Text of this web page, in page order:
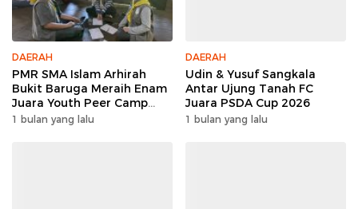
DAERAH
PMR SMA Islam Arhirah
Bukit Baruga Meraih Enam
Juara Youth Peer Camp
2026
1 bulan yang lalu
DAERAH
Udin & Yusuf Sangkala
Antar Ujung Tanah FC
Juara PSDA Cup 2026
1 bulan yang lalu